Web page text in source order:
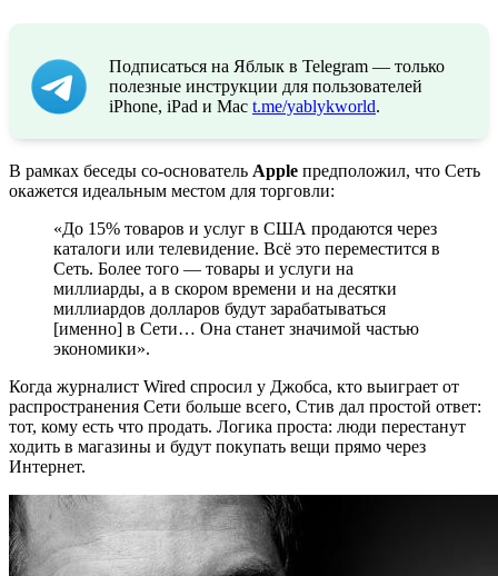
Подписаться на Яблык в Telegram — только
полезные инструкции для пользователей
iPhone, iPad и Mac t.me/yablykworld.
В рамках беседы со-основатель Apple предположил, что Сеть
окажется идеальным местом для торговли:
«До 15% товаров и услуг в США продаются через
каталоги или телевидение. Всё это переместится в
Сеть. Более того — товары и услуги на
миллиарды, а в скором времени и на десятки
миллиардов долларов будут зарабатываться
[именно] в Сети… Она станет значимой частью
экономики».
Когда журналист Wired спросил у Джобса, кто выиграет от
распространения Сети больше всего, Стив дал простой ответ:
тот, кому есть что продать. Логика проста: люди перестанут
ходить в магазины и будут покупать вещи прямо через
Интернет.